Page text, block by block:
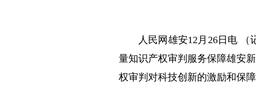
人民网雄安12月26日电
量知识产权审判服务保障雄安
权审判对科技创新的激励和保